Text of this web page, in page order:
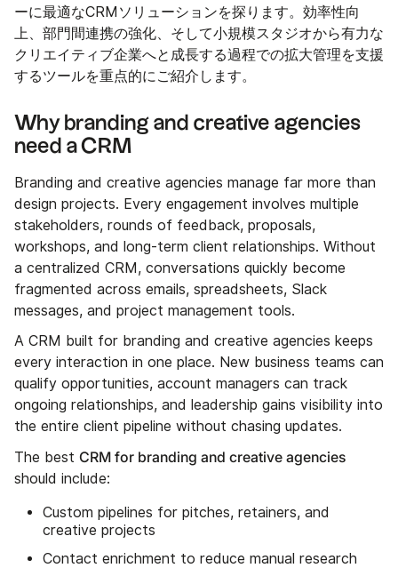
ーに最適なCRMソリューションを探ります。効率性向
上、部門間連携の強化、そして小規模スタジオから有力な
クリエイティブ企業へと成長する過程での拡大管理を支援
するツールを重点的にご紹介します。
Why branding and creative agencies
need a CRM
Branding and creative agencies manage far more than
design projects. Every engagement involves multiple
stakeholders, rounds of feedback, proposals,
workshops, and long-term client relationships. Without
a centralized CRM, conversations quickly become
fragmented across emails, spreadsheets, Slack
messages, and project management tools.
A CRM built for branding and creative agencies keeps
every interaction in one place. New business teams can
qualify opportunities, account managers can track
ongoing relationships, and leadership gains visibility into
the entire client pipeline without chasing updates.
The best CRM for branding and creative agencies
should include:
Custom pipelines for pitches, retainers, and
creative projects
Contact enrichment to reduce manual research